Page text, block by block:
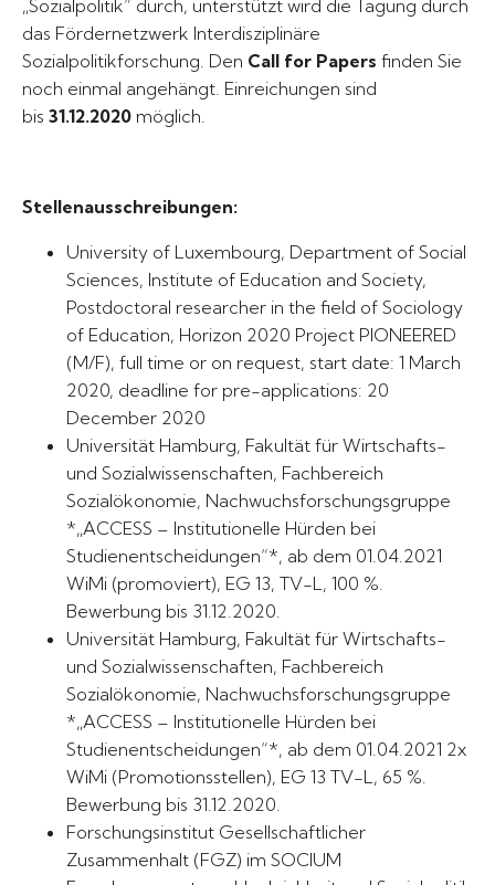
„Sozialpolitik“ durch, unterstützt wird die Tagung durch
das Fördernetzwerk Interdisziplinäre
Sozialpolitikforschung. Den Call for Papers finden Sie
noch einmal angehängt. Einreichungen sind
bis 31.12.2020 möglich.
Stellenausschreibungen:
University of Luxembourg, Department of Social
Sciences, Institute of Education and Society,
Postdoctoral researcher in the field of Sociology
of Education, Horizon 2020 Project PIONEERED
(M/F), full time or on request, start date: 1 March
2020, deadline for pre-applications: 20
December 2020
Universität Hamburg, Fakultät für Wirtschafts-
und Sozialwissenschaften, Fachbereich
Sozialökonomie, Nachwuchsforschungsgruppe
*„ACCESS – Institutionelle Hürden bei
Studienentscheidungen“*, ab dem 01.04.2021
WiMi (promoviert), EG 13, TV-L, 100 %.
Bewerbung bis 31.12.2020.
Universität Hamburg, Fakultät für Wirtschafts-
und Sozialwissenschaften, Fachbereich
Sozialökonomie, Nachwuchsforschungsgruppe
*„ACCESS – Institutionelle Hürden bei
Studienentscheidungen“*, ab dem 01.04.2021 2x
WiMi (Promotionsstellen), EG 13 TV-L, 65 %.
Bewerbung bis 31.12.2020.
Forschungsinstitut Gesellschaftlicher
Zusammenhalt (FGZ) im SOCIUM